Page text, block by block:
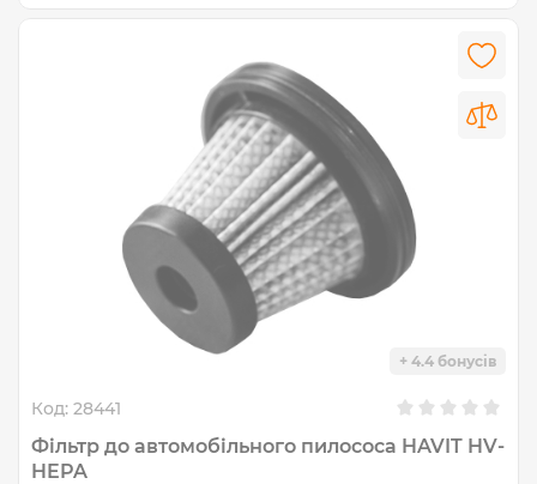
+ 4.4 бонусів
Код: 28441
Фільтр до автомобільного пилососа HAVIT HV-
HEPA